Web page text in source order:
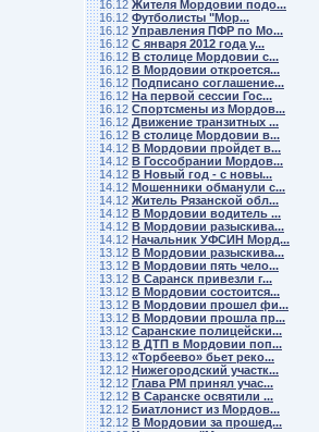
16.12 Жителя Мордовии подо...
16.12 Футболисты "Мор...
16.12 Управления ПФР по Мо...
16.12 С января 2012 года у...
16.12 В столице Мордовии с...
16.12 В Мордовии откроется...
16.12 Подписано соглашение...
16.12 На первой сессии Гос...
16.12 Спортсмены из Мордов...
16.12 Движение транзитных ...
16.12 В столице Мордовии в...
14.12 В Мордовии пройдет в...
14.12 В Госсобрании Мордов...
14.12 В Новый год - с новы...
14.12 Мошенники обманули с...
14.12 Житель Рязанской обл...
14.12 В Мордовии водитель ...
14.12 В Мордовии разыскива...
14.12 Начальник УФСИН Морд...
13.12 В Мордовии разыскива...
13.12 В Мордовии пять чело...
13.12 В Саранск привезли г...
13.12 В Мордовии состоится...
13.12 В Мордовии прошел фи...
13.12 В Мордовии прошла пр...
13.12 Саранские полицейски...
13.12 В ДТП в Мордовии поп...
13.12 «Торбеево» бьет реко...
12.12 Нижегородский участк...
12.12 Глава РМ принял учас...
12.12 В Саранске освятили ...
12.12 Биатлонист из Мордов...
12.12 В Мордовии за прошед...